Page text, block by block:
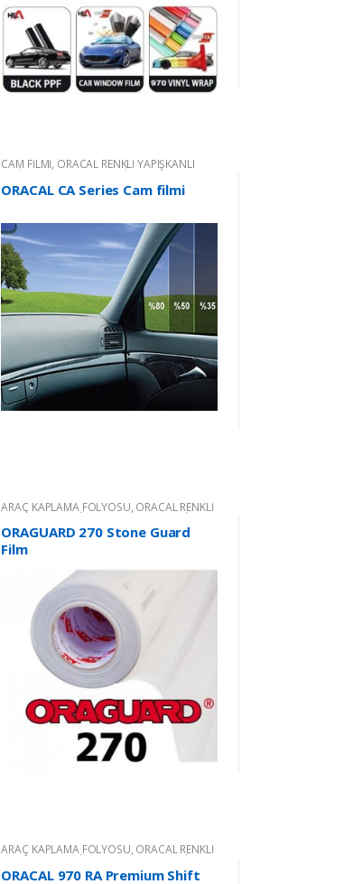
CAM FİLMİ, ORACAL RENKLİ YAPIŞKANLI
RENKLİ YAPIŞKANLI
FOLYO
ORACAL CA Series Cam filmi
ARAÇ KAPLAMA FOLYOSU, ORACAL RENKLİ
YAPIŞKANLI KESİM FOLYOLARI RENKLİ
YAPIŞKANLI FOLYO
ORAGUARD 270 Stone Guard
Film
ARAÇ KAPLAMA FOLYOSU, ORACAL RENKLİ
YAPIŞKANLI KESİM FOLYOLARI RENKLİ
YAPIŞKANLI FOLYO
ORACAL 970 RA Premium Shift